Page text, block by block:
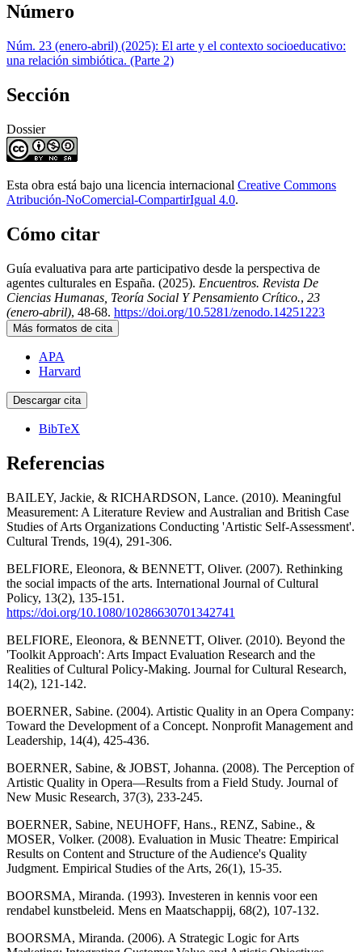
Número
Núm. 23 (enero-abril) (2025): El arte y el contexto socioeducativo:
una relación simbiótica. (Parte 2)
Sección
Dossier
Esta obra está bajo una licencia internacional Creative Commons
Atribución-NoComercial-CompartirIgual 4.0.
Cómo citar
Guía evaluativa para arte participativo desde la perspectiva de
agentes culturales en España. (2025). Encuentros. Revista De
Ciencias Humanas, Teoría Social Y Pensamiento Crítico., 23
(enero-abril), 48-68. https://doi.org/10.5281/zenodo.14251223
Más formatos de cita
APA
Harvard
Descargar cita
BibTeX
Referencias
BAILEY, Jackie, & RICHARDSON, Lance. (2010). Meaningful
Measurement: A Literature Review and Australian and British Case
Studies of Arts Organizations Conducting 'Artistic Self-Assessment'.
Cultural Trends, 19(4), 291-306.
BELFIORE, Eleonora, & BENNETT, Oliver. (2007). Rethinking
the social impacts of the arts. International Journal of Cultural
Policy, 13(2), 135-151.
https://doi.org/10.1080/10286630701342741
BELFIORE, Eleonora, & BENNETT, Oliver. (2010). Beyond the
'Toolkit Approach': Arts Impact Evaluation Research and the
Realities of Cultural Policy-Making. Journal for Cultural Research,
14(2), 121-142.
BOERNER, Sabine. (2004). Artistic Quality in an Opera Company:
Toward the Development of a Concept. Nonprofit Management and
Leadership, 14(4), 425-436.
BOERNER, Sabine, & JOBST, Johanna. (2008). The Perception of
Artistic Quality in Opera—Results from a Field Study. Journal of
New Music Research, 37(3), 233-245.
BOERNER, Sabine, NEUHOFF, Hans., RENZ, Sabine., &
MOSER, Volker. (2008). Evaluation in Music Theatre: Empirical
Results on Content and Structure of the Audience's Quality
Judgment. Empirical Studies of the Arts, 26(1), 15-35.
BOORSMA, Miranda. (1993). Investeren in kennis voor een
rendabel kunstbeleid. Mens en Maatschappij, 68(2), 107-132.
BOORSMA, Miranda. (2006). A Strategic Logic for Arts